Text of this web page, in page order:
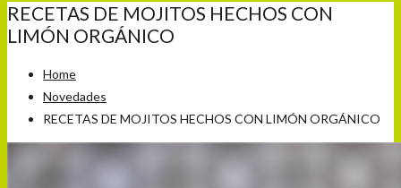
RECETAS DE MOJITOS HECHOS CON
LIMÓN ORGÁNICO
Home
Novedades
RECETAS DE MOJITOS HECHOS CON LIMÓN ORGÁNICO